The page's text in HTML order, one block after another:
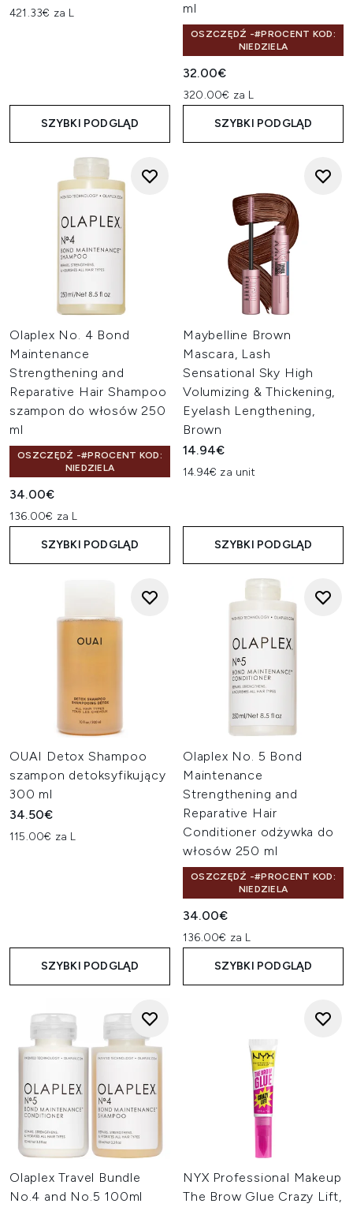
421.33€ za L
SZYBKI PODGLĄD
ml
OSZCZĘDŹ -#PROCENT KOD:
NIEDZIELA
32.00€
320.00€ za L
SZYBKI PODGLĄD
Olaplex No. 4 Bond
Maintenance
Strengthening and
Reparative Hair Shampoo
szampon do włosów 250
ml
OSZCZĘDŹ -#PROCENT KOD:
NIEDZIELA
34.00€
136.00€ za L
SZYBKI PODGLĄD
Maybelline Brown
Mascara, Lash
Sensational Sky High
Volumizing & Thickening,
Eyelash Lengthening,
Brown
14.94€
14.94€ za unit
SZYBKI PODGLĄD
OUAI Detox Shampoo
szampon detoksyfikujący
300 ml
34.50€
115.00€ za L
SZYBKI PODGLĄD
Olaplex No. 5 Bond
Maintenance
Strengthening and
Reparative Hair
Conditioner odżywka do
włosów 250 ml
OSZCZĘDŹ -#PROCENT KOD:
NIEDZIELA
34.00€
136.00€ za L
SZYBKI PODGLĄD
Olaplex Travel Bundle
No.4 and No.5 100ml
NYX Professional Makeup
The Brow Glue Crazy Lift,